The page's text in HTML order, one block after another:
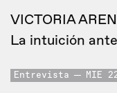
VICTORIA
La intuición
Entrevista MIE